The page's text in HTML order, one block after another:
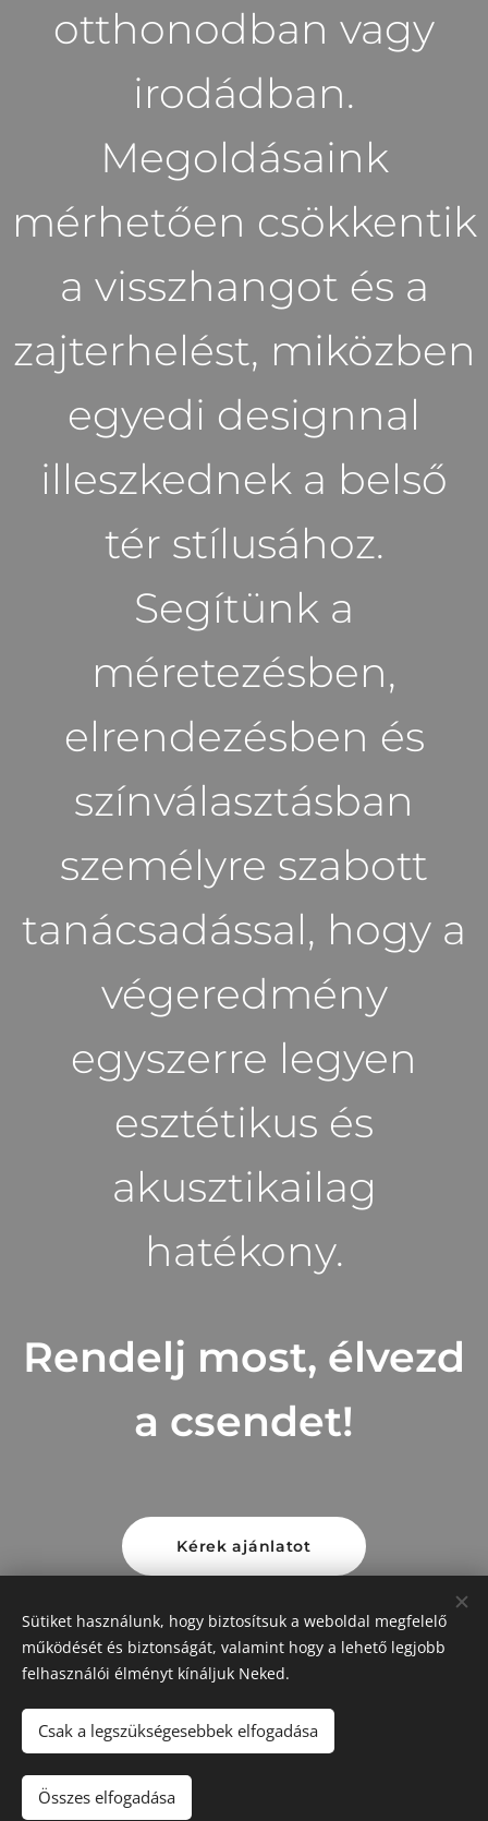
otthonodban vagy
irodádban.
Megoldásaink
mérhetően csökkentik
a visszhangot és a
zajterhelést, miközben
egyedi designnal
illeszkednek a belső
tér stílusához.
Segítünk a
méretezésben,
elrendezésben és
színválasztásban
személyre szabott
tanácsadással, hogy a
végeredmény
egyszerre legyen
esztétikus és
akusztikailag
hatékony.
Rendelj most, élvezd
a csendet!
Kérek ajánlatot
Aero Frost léghűtők
BORKU METAL Sütik
Sütiket használunk, hogy biztosítsuk a weboldal megfelelő
működését és biztonságát, valamint hogy a lehető legjobb
felhasználói élményt kínáljuk Neked.
Csak a legszükségesebbek elfogadása
Összes elfogadása